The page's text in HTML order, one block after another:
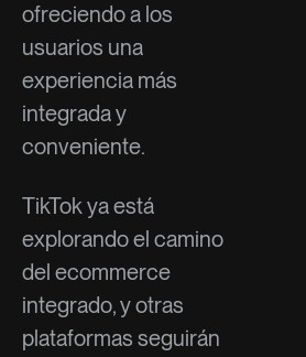
ofreciendo a los
usuarios una
experiencia más
integrada y
conveniente.
TikTok ya está
explorando el camino
del ecommerce
integrado, y otras
plataformas seguirán